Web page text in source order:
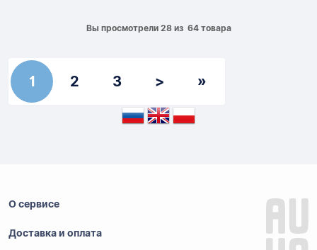
Вы просмотрели 28 из 64 товара
1 2 3 > »
О сервисе
Доставка и оплата